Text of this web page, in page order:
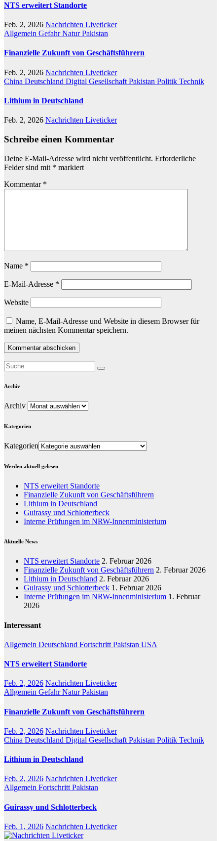
NTS erweitert Standorte
Feb. 2, 2026 Nachrichten Liveticker
Allgemein GefahrNaturPakistan
Finanzielle Zukunft von Geschäftsführern
Feb. 2, 2026 Nachrichten Liveticker
China Deutschland Digital Gesellschaft Pakistan Politik Technik
Lithium in Deutschland
Feb. 2, 2026 Nachrichten Liveticker
Schreibe einen Kommentar
Deine E-Mail-Adresse wird nicht veröffentlicht. Erforderliche
Felder sind mit * markiert
Kommentar *
Name *
E-Mail-Adresse *
Website
Name, E-Mail-Adresse und Website in diesem Browser für
meinen nächsten Kommentar speichern.
Archiv
Archiv
Kategorien
Kategorien
Werden aktuell gelesen
NTS erweitert Standorte
Finanzielle Zukunft von Geschäftsführern
Lithium in Deutschland
Guirassy und Schlotterbeck
Interne Prüfungen im NRW-Innenministerium
Aktuelle News
NTS erweitert Standorte 2. Februar 2026
Finanzielle Zukunft von Geschäftsführern 2. Februar 2026
Lithium in Deutschland 2. Februar 2026
Guirassy und Schlotterbeck 1. Februar 2026
Interne Prüfungen im NRW-Innenministerium 1. Februar
2026
Interessant
Allgemein Deutschland Fortschritt Pakistan USA
NTS erweitert Standorte
Feb. 2, 2026 Nachrichten Liveticker
Allgemein GefahrNaturPakistan
Finanzielle Zukunft von Geschäftsführern
Feb. 2, 2026 Nachrichten Liveticker
China Deutschland Digital Gesellschaft Pakistan Politik Technik
Lithium in Deutschland
Feb. 2, 2026 Nachrichten Liveticker
Allgemein Fortschritt Pakistan
Guirassy und Schlotterbeck
Feb. 1, 2026 Nachrichten Liveticker